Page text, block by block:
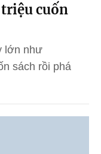
cuốn
lớn như
sách rồi phá